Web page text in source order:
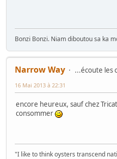
Bonzi Bonzi. Niam diboutou sa ka
Narrow Way
...écoute les
16 Mai 2013 à 22:31
encore heureux, sauf chez
consommer
"I like to think oysters transcend